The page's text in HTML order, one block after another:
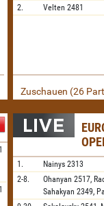
2.
Velten 2481
Zuschauen (26
1. Nainys 2313
2-8.
Ohanyan 2517,
Sahakyan 2349,